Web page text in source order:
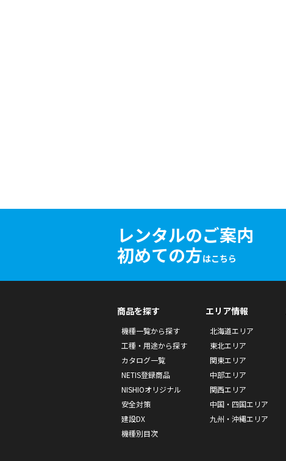
レンタルのご案内
初めての方はこちら
商品を探す
機種一覧から探す
工種・用途から探す
カタログ一覧
NETIS登録商品
NISHIOオリジナル
安全対策
建設DX
機種別目次
エリア情報
北海道エリア
東北エリア
関東エリア
中部エリア
関西エリア
中国・四国エリア
九州・沖縄エリア